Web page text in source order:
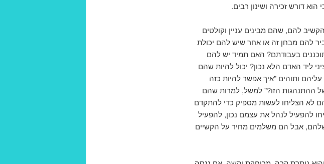
דורש זכירה ושינון רבים.
להם, שהם מבינים עניין וקולטים
להם מבחן זה או אחר שיש להם יכולת
בעבודתם? האם תמיד יש להם
ליד האדם הלא נכון? יכול להיות שהם
ותוהים "איך אפשר להיות כזה
ההתנהגות הזו?" למשל, למרות שהם
לא הצליחו לעשות מספיק כדי להתקדם
להפעיל לנהל את עצמם נכון, להפעיל
שלהם, אבל הם משלמים מחיר על הקשיים